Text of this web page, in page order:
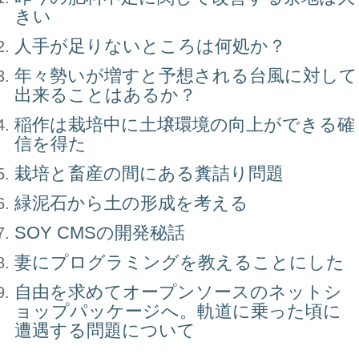
きい
人手が足りないところは何処か？
年々勢いが増すと予想される台風に対して
出来ることはあるか？
稲作は栽培中に土壌環境の向上ができる確
信を得た
栽培と畜産の間にある糞詰り問題
緑泥石から土の形成を考える
SOY CMSの開発秘話
妻にプログラミングを教えることにした
自由を求めてオープンソースのネットシ
ョップパッケージへ。軌道に乗った頃に
遭遇する問題について